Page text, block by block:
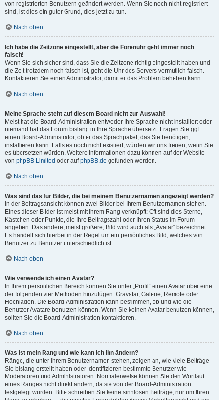
von registrierten Benutzern geändert werden. Wenn Sie noch nicht registriert
sind, ist dies ein guter Grund, dies jetzt zu tun.
Nach oben
Ich habe die Zeitzone eingestellt, aber die Forenuhr geht immer noch
falsch!
Wenn Sie sich sicher sind, dass Sie die Zeitzone richtig eingestellt haben und
die Zeit trotzdem noch falsch ist, geht die Uhr des Servers vermutlich falsch.
Kontaktieren Sie einen Administrator, damit er das Problem beheben kann.
Nach oben
Meine Sprache steht auf diesem Board nicht zur Auswahl!
Meist hat die Board-Administration entweder Ihre Sprache nicht installiert oder
niemand hat das Forum bislang in Ihre Sprache übersetzt. Fragen Sie ggf.
einen Board-Administrator, ob er das Sprachpaket, das Sie benötigen,
installieren kann. Falls es noch nicht existiert, würden wir uns freuen, wenn Sie
es übersetzen würden. Weitere Informationen dazu können auf der Website
von phpBB Limited oder aufphpBB.de gefunden werden.
Nach oben
Was sind das für Bilder, die bei meinem Benutzernamen angezeigt werden?
In der Beitragsansicht können zwei Bilder bei Ihrem Benutzernamen stehen.
Eines dieser Bilder ist meist mit Ihrem Rang verknüpft: Oft sind dies Sterne,
Kästchen oder Punkte, die Ihre Beitragszahl oder Ihren Status im Forum
angeben. Das andere, meist größere, Bild wird auch als „Avatar“ bezeichnet.
Es handelt sich hierbei in der Regel um ein persönliches Bild, welches von
Benutzer zu Benutzer unterschiedlich ist.
Nach oben
Wie verwende ich einen Avatar?
In Ihrem persönlichen Bereich können Sie unter „Profil“ einen Avatar über eine
der folgenden vier Methoden hinzufügen: Gravatar, Galerie, Remote oder
Hochladen. Die Board-Administration kann bestimmen, ob und wie die
Benutzer Avatare benutzen können. Wenn Sie keinen Avatar benutzen können,
sollten Sie die Board-Administration kontaktieren.
Nach oben
Was ist mein Rang und wie kann ich ihn ändern?
Ränge, die unter Ihrem Benutzernamen stehen, zeigen an, wie viele Beiträge
Sie bislang erstellt haben oder identifizieren bestimmte Benutzer wie
Moderatoren und Administratoren. Normalerweise können Sie den Wortlaut
eines Ranges nicht direkt ändern, da sie von der Board-Administration
festgelegt wurden. Bitte schreiben Sie keine sinnlosen Beiträge, nur um Ihren